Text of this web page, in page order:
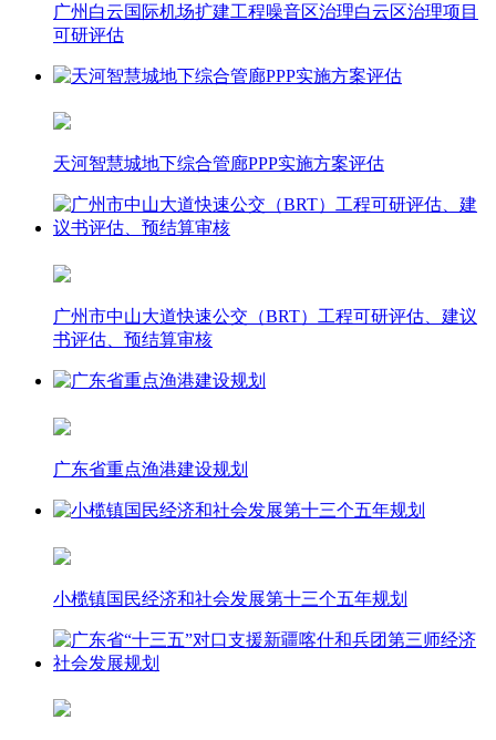
广州白云国际机场扩建工程噪音区治理白云区治理项目
可研评估
天河智慧城地下综合管廊PPP实施方案评估
​广州市中山大道快速公交（BRT）工程可研评估、建议
书评估、预结算审核
广东省重点渔港建设规划
小榄镇国民经济和社会发展第十三个五年规划